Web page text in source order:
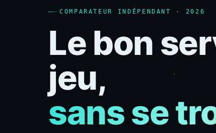
COMPARATEUR INDÉPENDANT · 2026
Le bon
jeu,
sans se